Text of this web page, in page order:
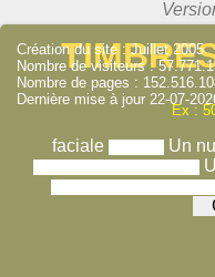
Ex :
faciale Un
Création du site : Juillet 2005
Nombre de visiteurs :
Nombre de pages :
Dernière mise à jour 22-07-